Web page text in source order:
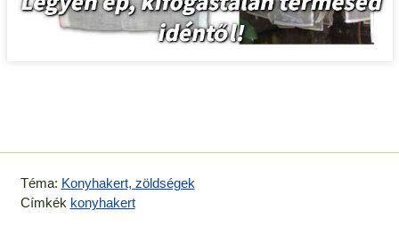
Téma: Konyhakert, zöldségek
Címkék konyhakert